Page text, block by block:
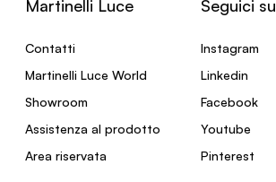
Martinelli Luce
Contatti
Martinelli Luce World
Showroom
Assistenza al prodotto
Area riservata
Seguici su
Instagram
Linkedin
Facebook
Youtube
Pinterest